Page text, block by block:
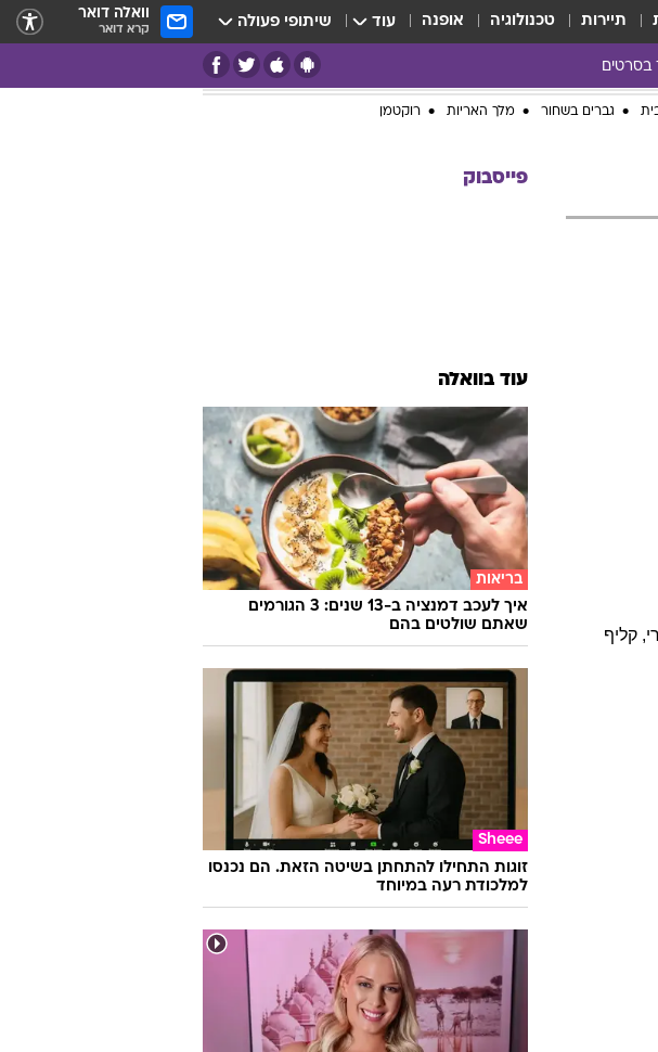
תיירות טכנולוגיה אופנה עוד שיתופי פעולה וואלה דואר
קרא דואר
בסרטים
גברים בשחור מלך האריות רוקטמן
, קליף
פייסבוק
עוד בוואלה
בריאות
איך לעכב דמנציה ב-13 שנים: 3 הגורמים
שאתם שולטים בהם
Sheee
זוגות התחילו להתחתן בשיטה הזאת. הם נכנסו
למלכודת רעה במיוחד